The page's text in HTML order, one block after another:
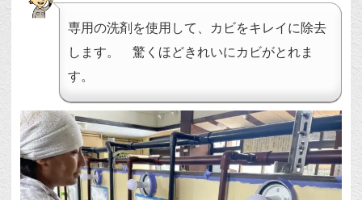
専用の洗剤を使用して、カビをキレイに除去
します。 驚くほどきれいにカビがとれま
す。